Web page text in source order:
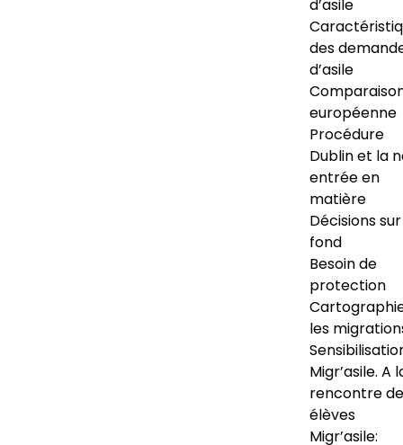
d’asile
des
d’asile
européenne
Procédure
Dublin et la
entrée en
matière
Décisions
fond
Besoin de
protection
les
Migr’asile. A
rencontre
élèves
Migr’asile: